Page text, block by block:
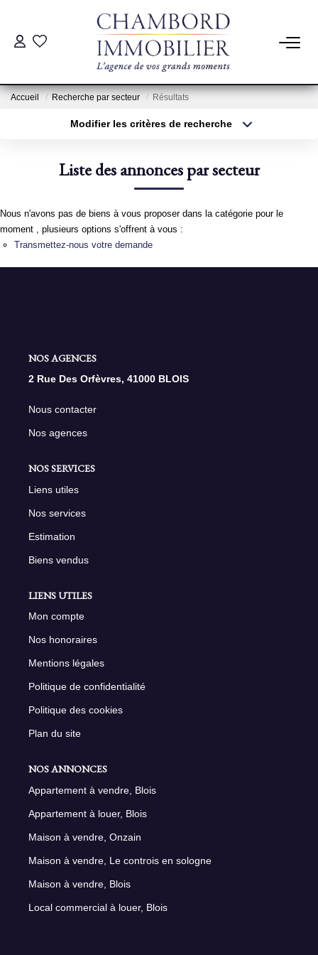
ACHAT
Pré-Estimation
Estimation Par Un Professionnel
GESTION
Qui Sommes Nous
Accueil Recherche par secteur Résultats
Modifier les critères de recherche
Type de bien
Surface min
Budget max Plus de critères
Liste des annonces par secteur
Nous n'avons pas de biens à vous proposer dans la catégorie pour le
moment , plusieurs options s'offrent à vous :
Transmettez-nous votre demande
NOS AGENCES
2 Rue Des Orfèvres, 41000 BLOIS
Nous contacter
Nos agences
NOS SERVICES
Liens utiles
Nos services
Estimation
Biens vendus
LIENS UTILES
Mon compte
Nos honoraires
Mentions légales
Politique de confidentialité
Politique des cookies
Plan du site
NOS ANNONCES
Appartement à vendre, Blois
Appartement à louer, Blois
Maison à vendre, Onzain
Maison à vendre, Le controis en sologne
Maison à vendre, Blois
Local commercial à louer, Blois